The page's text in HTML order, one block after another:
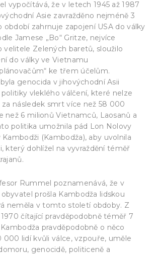
vypočítává, že v letech 1945 až 1987
Asie zavražděno nejméně 3
období zahrnuje zapojení USA do války
Jamese „Bo“ Gritze, nejvíce
velitele Zelených baretů, sloužilo
do války ve Vietnamu
ke třem účelům.
genocida v jihovýchodní Asii
vleklého válčení, které nelze
následek smrt více než 58 000
než 6 milionů Vietnamců, Laosanů a
politika umožnila pád Lon Nolovy
(Kambodža), aby uvolnila
který dohlížel na vyvraždění téměř
Rummel poznamenává, že v
prošla Kambodža lidskou
neměla v tomto století obdoby. Z
čítající pravděpodobně téměř 7
pravděpodobně o něco
lidí kvůli válce, vzpouře, uměle
genocidě, politiceně a